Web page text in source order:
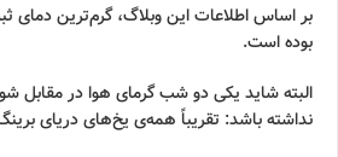
بر اساس اطلاعات این وبلاگ، گرم‌ترین
بوده است.
البته شاید یکی دو شب گرمای هوا در مقابل
نداشته باشد: تقریباً همه‌ی یخ‌های دریای برینگ،